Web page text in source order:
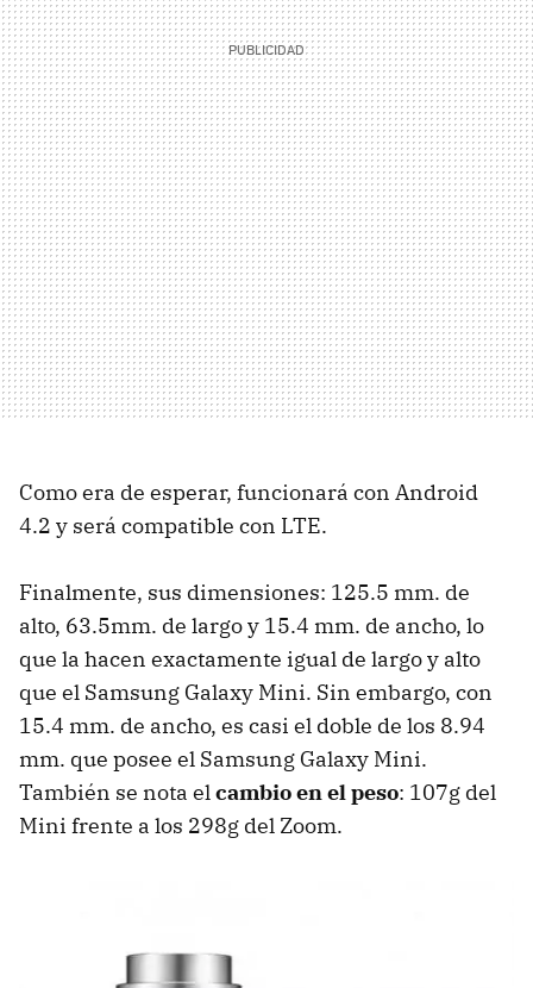
Como era de esperar, funcionará con Android
4.2 y será compatible con LTE.
Finalmente, sus dimensiones: 125.5 mm. de
alto, 63.5mm. de largo y 15.4 mm. de ancho, lo
que la hacen exactamente igual de largo y alto
que el Samsung Galaxy Mini. Sin embargo, con
15.4 mm. de ancho, es casi el doble de los 8.94
mm. que posee el Samsung Galaxy Mini.
También se nota elcambio en el peso: 107g del
Mini frente a los 298g del Zoom.